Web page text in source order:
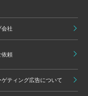
会社
依頼
ティング広告について